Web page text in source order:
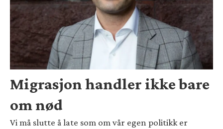
Migrasjon handler ikke bare
om nød
Vi må slutte å late som om vår egen politikk er